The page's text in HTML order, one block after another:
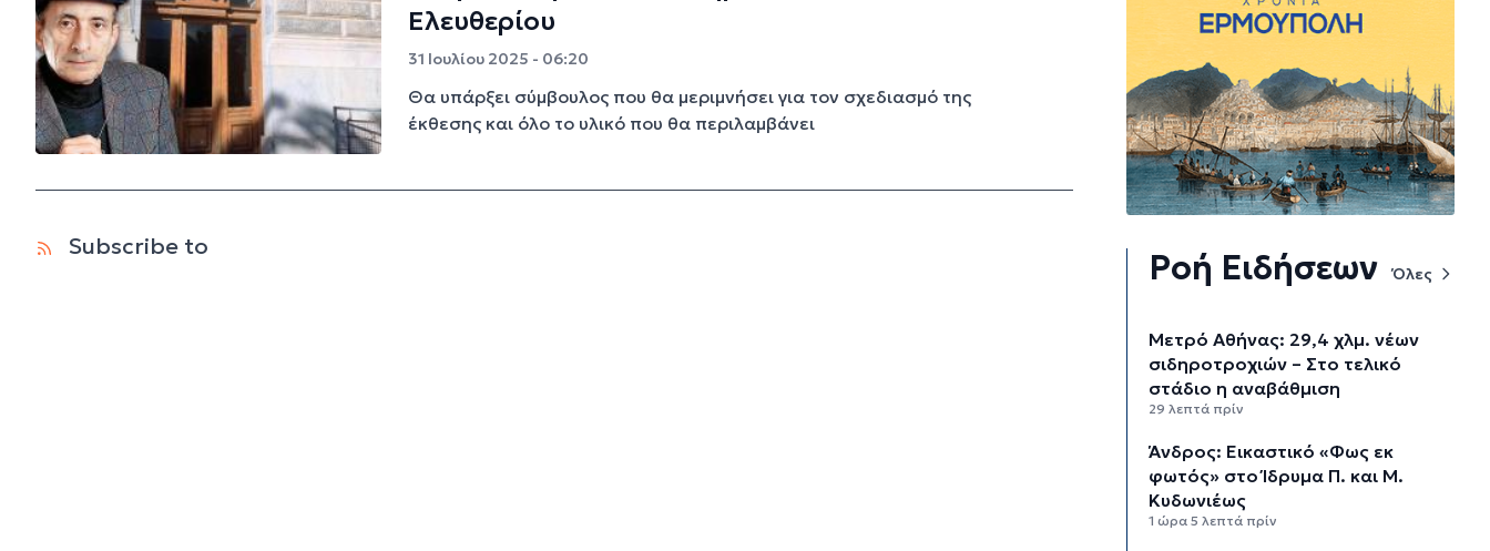
Ελευθερίου
31 Ιουλίου 2025 - 06:20
Θα υπάρξει σύμβουλος που θα μεριμνήσει για τον σχεδιασμό της
έκθεσης και όλο το υλικό που θα περιλαμβάνει
Subscribe to
Ροή Ειδήσεων Όλες
Μετρό Αθήνας: 29,4 χλμ. νέων
σιδηροτροχιών – Στο τελικό
στάδιο η αναβάθμιση
29 λεπτά πρίν
Άνδρος: Εικαστικό «Φως εκ
φωτός» στο Ίδρυμα Π. και Μ.
Κυδωνιέως
1 ώρα 5 λεπτά πρίν